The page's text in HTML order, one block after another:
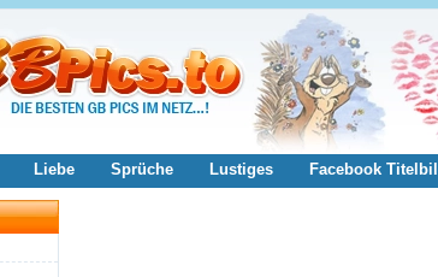
Liebe Sprüche Lustiges Facebook